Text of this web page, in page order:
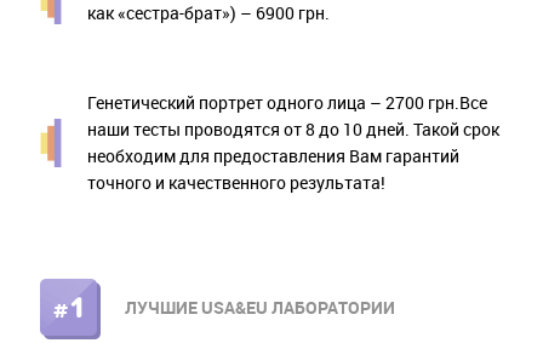
как «сестра-брат») – 6900 грн.
Генетический портрет одного лица – 2700 грн.Все
наши тесты проводятся от 8 до 10 дней. Такой срок
необходим для предоставления Вам гарантий
точного и качественного результата!
ПРАВОЕ
ЛУЧШИЕ USA&EU ЛАБОРАТОРИИ